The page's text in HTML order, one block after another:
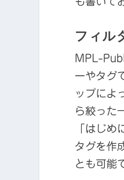
フィル
MPL-
ーやタグ
ップによ
ら絞った
「はじ
タグを作
とも可能